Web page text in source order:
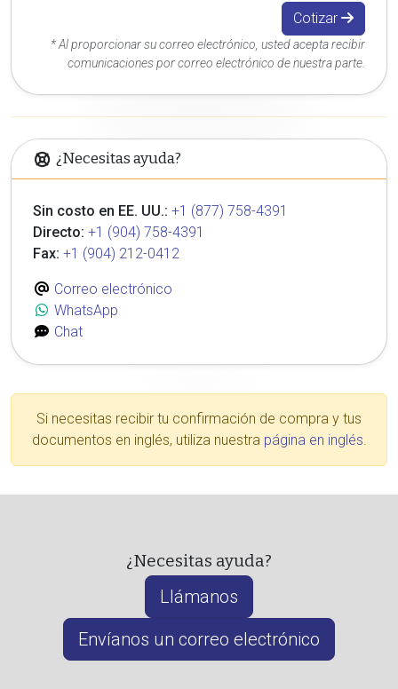
Cotizar
* Al proporcionar su correo electrónico, usted acepta recibir
comunicaciones por correo electrónico de nuestra parte.
¿Necesitas ayuda?
Sin costo en EE. UU.: +1 (877) 758-4391
Directo: +1 (904) 758-4391
Fax: +1 (904) 212-0412
Correo electrónico
WhatsApp
Chat
Si necesitas recibir tu confirmación de compra y tus
documentos en inglés, utiliza nuestra página en inglés.
¿Necesitas ayuda?
Llámanos
Envíanos un correo electrónico